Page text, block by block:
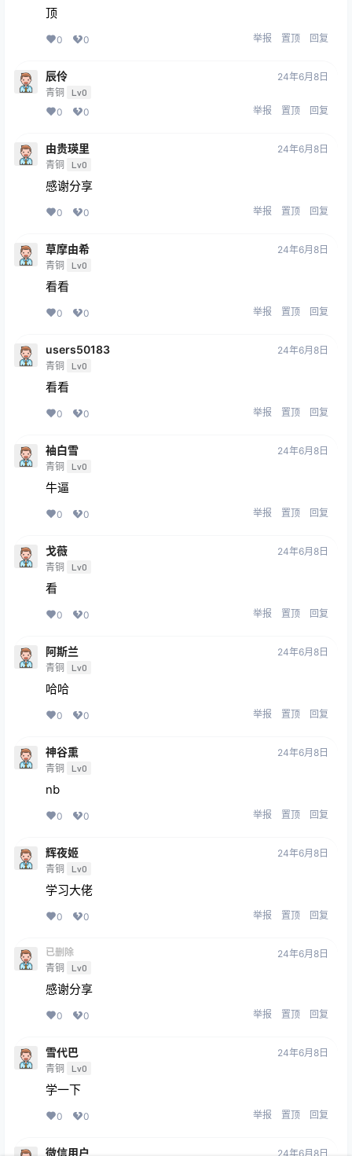
顶
0 0 举报 置顶 回复
辰伶
青铜 Lv0
24年6月8日
0 0 举报 置顶 回复
由贵瑛里
青铜 Lv0
24年6月8日
感谢分享
0 0 举报 置顶 回复
草摩由希
青铜 Lv0
24年6月8日
看看
0 0 举报 置顶 回复
users50183
青铜 Lv0
24年6月8日
看看
0 0 举报 置顶 回复
袖白雪
青铜 Lv0
24年6月8日
牛逼
0 0 举报 置顶 回复
戈薇
青铜 Lv0
24年6月8日
看
0 0 举报 置顶 回复
阿斯兰
青铜 Lv0
24年6月8日
哈哈
0 0 举报 置顶 回复
神谷熏
青铜 Lv0
24年6月8日
nb
0 0 举报 置顶 回复
辉夜姬
青铜 Lv0
24年6月8日
学习大佬
0 0 举报 置顶 回复
已删除
青铜
Lv0
24年6月8日
感谢分享
0 0 举报 置顶 回复
雪代巴
青铜 Lv0
24年6月8日
学一下
0 0 举报 置顶 回复
微信用户 24年6月8日